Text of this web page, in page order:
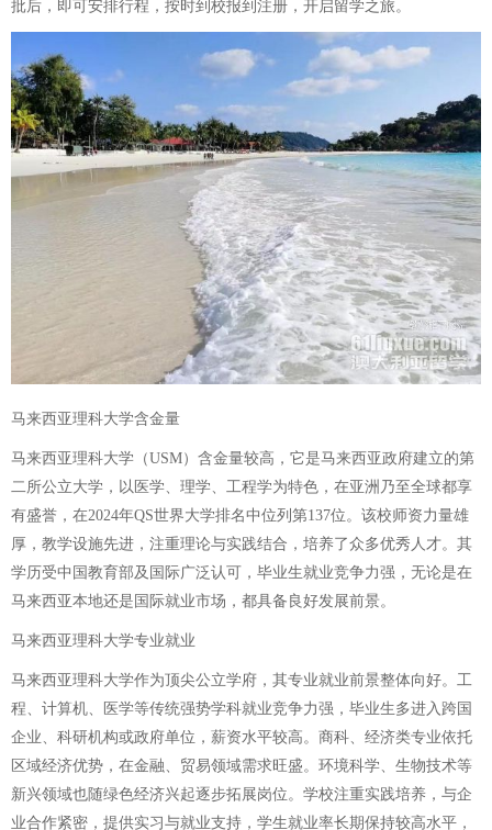
批后，即可安排行程，按时到校报到注册，开启留学之旅。
马来西亚理科大学含金量
马来西亚理科大学（USM）含金量较高，它是马来西亚政府建立的第
二所公立大学，以医学、理学、工程学为特色，在亚洲乃至全球都享
有盛誉，在2024年QS世界大学排名中位列第137位。该校师资力量雄
厚，教学设施先进，注重理论与实践结合，培养了众多优秀人才。其
学历受中国教育部及国际广泛认可，毕业生就业竞争力强，无论是在
马来西亚本地还是国际就业市场，都具备良好发展前景。
马来西亚理科大学专业就业
马来西亚理科大学作为顶尖公立学府，其专业就业前景整体向好。工
程、计算机、医学等传统强势学科就业竞争力强，毕业生多进入跨国
企业、科研机构或政府单位，薪资水平较高。商科、经济类专业依托
区域经济优势，在金融、贸易领域需求旺盛。环境科学、生物技术等
新兴领域也随绿色经济兴起逐步拓展岗位。学校注重实践培养，与企
业合作紧密，提供实习与就业支持，学生就业率长期保持较高水平，